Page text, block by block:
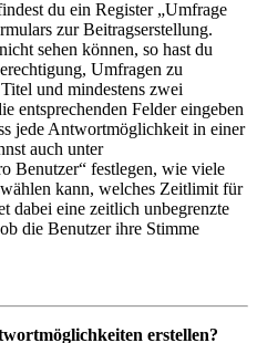
du ein Register „Umfrage
zur Beitragserstellung.
sehen können, so hast du
Umfragen zu
und mindestens zwei
entsprechenden Felder eingeben
jede Antwortmöglichkeit in einer
auch unter
Benutzer“ festlegen, wie viele
kann, welches Zeitlimit für
dabei eine zeitlich unbegrenzte
die Benutzer ihre Stimme
erstellen?